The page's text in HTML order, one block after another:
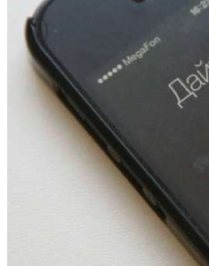
Волгоградские компании
заключены контракты
11:39
Атака БПЛА в
пострадавшие и
Волгоградские вузы в
рейтинга: ВолгГТУ и
для химической отрасли